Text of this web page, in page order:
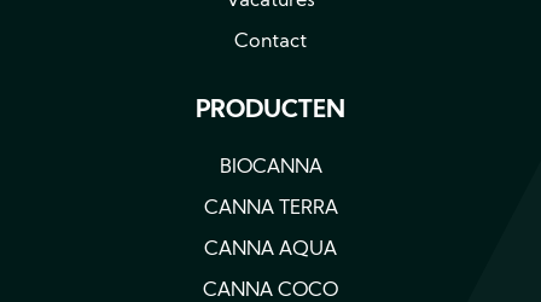
Contact
PRODUCTEN
BIOCANNA
CANNA TERRA
CANNA AQUA
CANNA COCO